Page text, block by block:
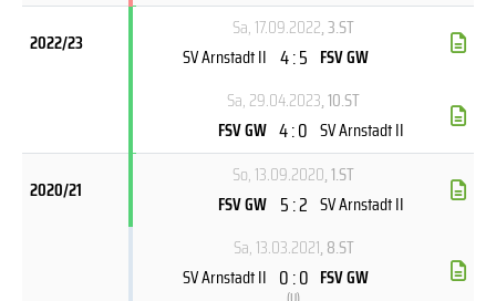
2022/23
Sa, 17.09.2022, 3.ST
SV Arnstadt II 4 : 5 FSV GW
Sa, 29.04.2023, 10.ST
FSV GW 4 : 0 SV Arnstadt II
2020/21
So, 13.09.2020, 1.ST
FSV GW 5 : 2 SV Arnstadt II
Sa, 13.03.2021, 8.ST
SV Arnstadt II 0 : 0 FSV GW